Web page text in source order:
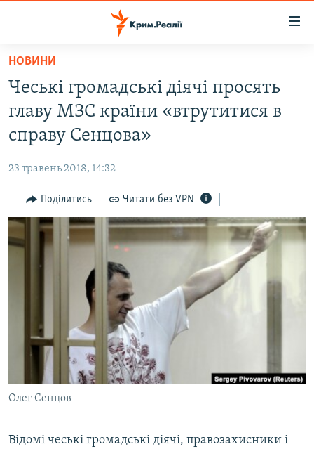
Перейти
основного
матеріалу
Перейти
до
основної
навігації
Перейти
до
пошуку
ВОДА.КРИМ
ВІДЕО ТА ФОТО
БЛОГИ
ПОГЛЯД
ІНТЕРВ'Ю
ВСЕ ЗА ДЕНЬ
СПЕЦПРОЕКТИ
ВІДЕОУРОКИ «ELIFBE»
СВІДЧЕННЯ ОКУПАЦІЇ
УКРАЇНСЬКА ПРОБЛЕМА КРИМУ
ІНФОГРАФІКА
ЯК ОБІЙТИ БЛОКУВАННЯ
Русский
Qırımtatar
ДОЛУЧАЙСЯ!
НОВИНИ
Чеські громадські діячі просять
главу МЗС країни «втрутитися в
справу Сенцова»
23 травень 2018, 14:32
Поділитись Читати без VPN
Олег Сенцов
Відомі чеські громадські діячі, правозахисники і